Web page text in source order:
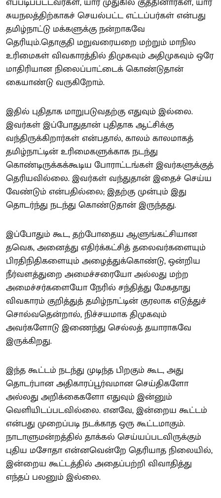
சுயநலத்திற்காகச் செயல்பட்ட எட்டப்பர்கள் என்பது
தமிழ்நாட்டு மக்களுக்கு நன்றாகவே
தெரியும்.தொகுதி மறுவரையறை மற்றும் மாநில
உரிமைகள் விவகாரத்தில் திமுகவும் அதிமுகவும் ஒரே
மாதிரியான நிலைப்பாட்டைக் கொண்டுதான்
கையாண்டு வருகிறோம்.
இதில் புதிதாக மாறுபடுவதற்கு எதுவும் இல்லை.
இவர்கள் இப்போதுதான் புதிதாக ஆட்சிக்கு
வந்திருக்கிறார்கள் என்பதால், காலம் காலமாகத்
தமிழ்நாட்டின் உரிமைகளுக்காக நடந்து
கொண்டிருக்கக்கூடிய போராட்டங்கள் இவர்களுக்குத்
தெரியவில்லை. இவர்கள் வந்துதான் இதைச் செய்ய
வேண்டும் என்பதில்லை; இதற்கு முன்பும் இது
தொடர்ந்து நடந்து கொண்டுதான் இருந்தது.
இப்போதும் கூட, தற்போதைய ஆளுங்கட்சியான
தவெக, அனைத்து எதிர்க்கட்சித் தலைவர்களையும்
பிரதிநிதிகளையும் அழைத்துக்கொண்டு, ஒன்றிய
நீர்வளத்துறை அமைச்சரையோ அல்லது மற்ற
அமைச்சர்களையோ நேரில் சந்தித்து மேகதாது
விவகாரம் குறித்துத் தமிழ்நாட்டின் குரலாக எடுத்துச்
சொல்வதென்றால், நிச்சயமாக திமுகவும்
அவர்களோடு இணைந்து செல்லத் தயாராகவே
இருக்கிறது.
இந்த கூட்டம் நடந்து முடிந்த பிறகும் கூட, அது
தொடர்பான அதிகாரப்பூர்வமான செய்திகளோ
அல்லது அறிக்கைகளோ எதுவும் இன்னும்
வெளியிடப்படவில்லை. எனவே, இன்றைய கூட்டம்
என்பது முறைப்படி நடக்காத ஒரு கூட்டமாகும்.
நாடாளுமன்றத்தில் தாக்கல் செய்யப்படவிருக்கும்
புதிய மசோதா என்னவென்றே தெரியாத நிலையில்,
இன்றைய கூட்டத்தில் அதைப்பற்றி விவாதித்து
எந்தப் பலனும் இல்லை.